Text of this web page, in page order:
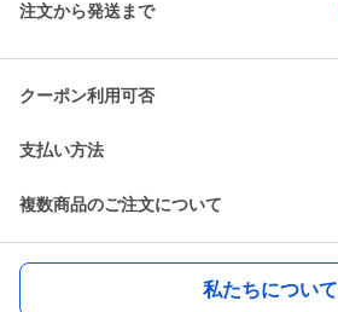
注文から発送まで
クーポン利用可否
支払い方法
複数商品のご注文について
私たちについて